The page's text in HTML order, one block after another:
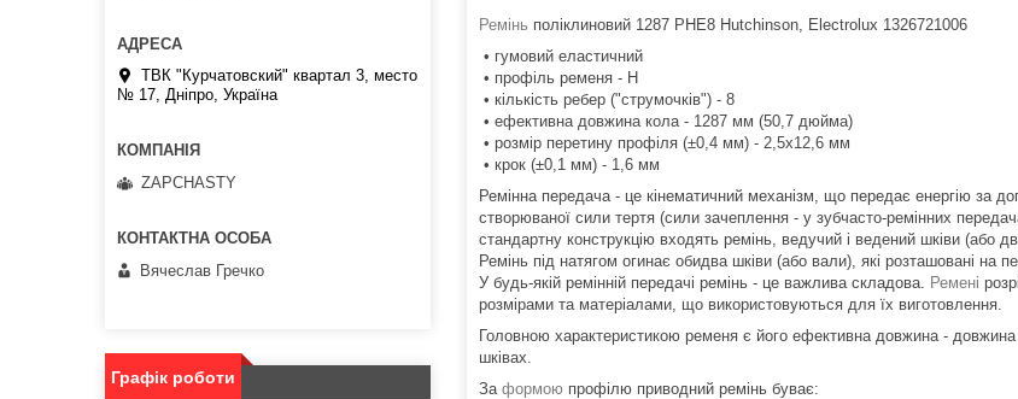
Ремінь поліклиновий 1287 PHE8 Hutchinson, Electrolux 1326721006
• гумовий еластичний
• профіль ременя - H
• кількість ребер ("струмочків") - 8
• ефективна довжина кола - 1287 мм (50,7 дюйма)
• розмір перетину профіля (±0,4 мм) - 2,5х12,6 мм
• крок (±0,1 мм) - 1,6 мм
Ремінна передача - це кінематичний механізм, що передає енергію за
створюваної сили тертя (сили зачеплення - у зубчасто-ремінних
стандартну конструкцію входять ремінь, ведучий і ведений шківи (або
Ремінь під натягом огинає обидва шківи (або вали), які розташовані на
У будь-якій ремінній передачі ремінь - це важлива складова.
Ремені
розмірами та матеріалами, що використовуються для їх виготовлення.
Головною характеристикою ременя є його ефективна довжина - довжина
шківах.
За формою профілю приводний ремінь буває:
ТВК "Курчатовский" квартал 3, место
№ 17, Дніпро, Україна
ZAPCHASTY
Вячеслав Гречко
Графік роботи